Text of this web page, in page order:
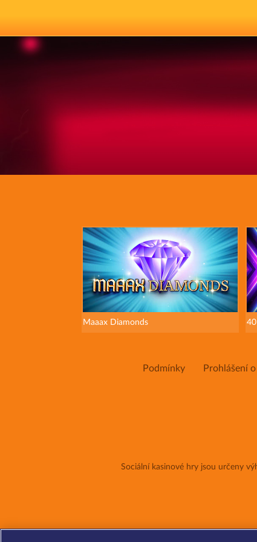
Maaax Diamonds
Podmínky Prohlášení
Sociální kasinové hry jsou určeny